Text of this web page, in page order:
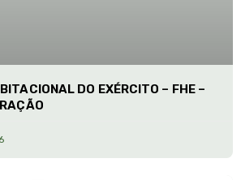
DO EXÉRCITO – FHE –